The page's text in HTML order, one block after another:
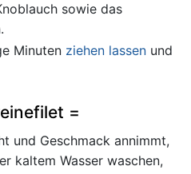
sowie das
Minuten ziehen lassenund
=
und Geschmack annimmt,
kaltem Wasser waschen,